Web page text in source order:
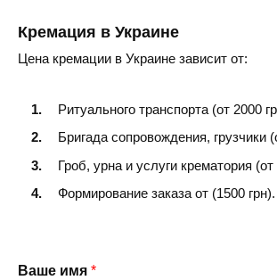
Кремация в Украине
Цена кремации в Украине зависит от:
Ритуального транспорта (от 2000
Бригада сопровождения, грузчики
Гроб, урна и услуги крематория (от
Формирование заказа от (1500 грн).
Ваше имя *